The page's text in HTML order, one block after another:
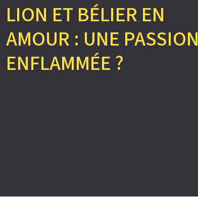
LION ET BÉLIER EN
AMOUR : UNE PASSION
ENFLAMMÉE ?